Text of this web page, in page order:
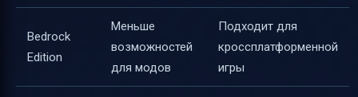
Bedrock
Edition
Меньше
возможностей
для модов
Подходит для
кроссплатформенной
игры